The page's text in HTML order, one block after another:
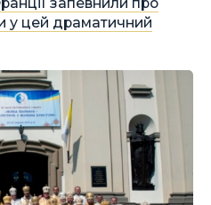
у цей драматичний